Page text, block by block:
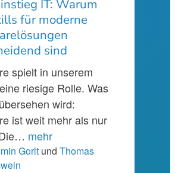
IT: Warum
für moderne
sind
spielt in unserem
riesige Rolle. Was
wird:
ist weit mehr als nur
mehr
Gorlt und Thomas